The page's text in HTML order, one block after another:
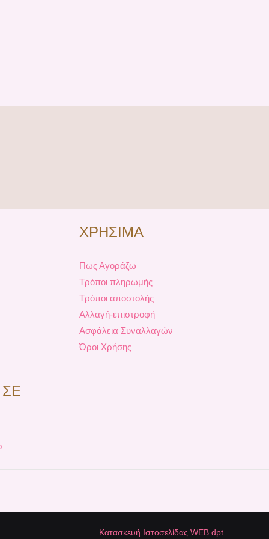
ΧΡΗΣΙΜΑ
Πως Αγοράζω
Τρόποι πληρωμής
Τρόποι αποστολής
Αλλαγή-επιστροφή
Ασφάλεια Συναλλαγών
Όροι Χρήσης
Κατασκευή Ιστοσελίδας WEB dpt.